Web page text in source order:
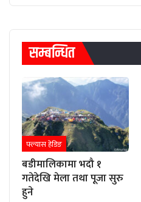
सम्बन्धित
फ्ल्यास हेडिङ
बडीमालिकामा भदौ १
गतेदेखि मेला तथा पूजा सुरु
हुने